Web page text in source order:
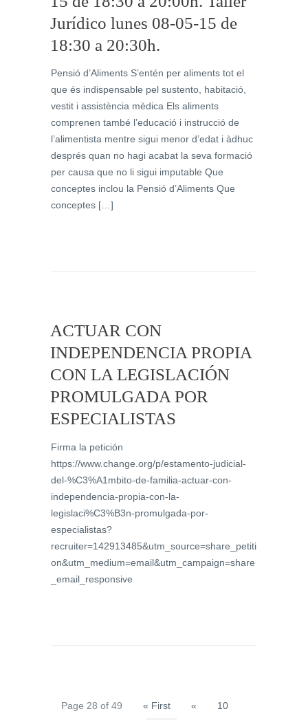
Jurídico lunes ‎08-05-15 de
Pensió d’Aliments S’entén per aliments tot el
que és indispensable pel sustento, habitació,
vestit i assistència mèdica Els aliments
comprenen també l’educació i instrucció de
l’alimentista mentre sigui menor d’edat i àdhuc
després quan no hagi acabat la seva formació
per causa que no li sigui imputable Que
conceptes inclou la Pensió d’Aliments Que
conceptes […]
ACTUAR CON
INDEPENDENCIA PROPIA
CON LA LEGISLACIÓN
PROMULGADA POR
ESPECIALISTAS
Firma la petición
https://www.change.org/p/estamento-judicial-
del-%C3%A1mbito-de-familia-actuar-con-
independencia-propia-con-la-
legislaci%C3%B3n-promulgada-por-
especialistas?
recruiter=142913485&utm_source=share_petiti
on&utm_medium=email&utm_campaign=share
_email_responsive
Page 28 of 49 « First « 10